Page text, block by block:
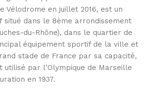
Vélodrome en juillet 2016, est un
situé dans le 8ème arrondissement
du-Rhône), dans le quartier de
équipement sportif de la ville et
stade de France par sa capacité,
utilisé par l’Olympique de Marseille
en 1937.